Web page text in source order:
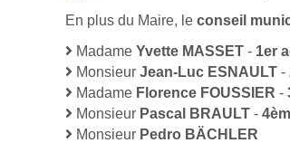
En plus du Maire, le conseil
Madame Yvette MASSET - 1er
Monsieur Jean-Luc ESNAULT -
Madame Florence FOUSSIER -
Monsieur Pascal BRAULT -
Monsieur Pedro BÄCHLER